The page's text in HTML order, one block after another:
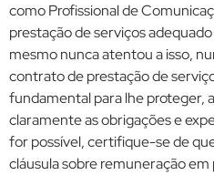
como Profissional de
prestação de serviços
mesmo nunca atentou a isso,
contrato de prestação de
fundamental para lhe proteger,
claramente as obrigações e
for possível, certifique-se de
cláusula sobre remuneração